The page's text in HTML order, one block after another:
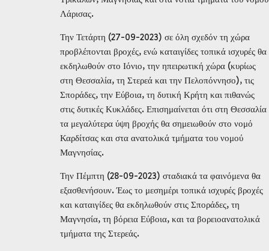
Λάρισας.
Την Τετάρτη (27-09-2023) σε όλη σχεδόν τη χώρα
προβλέπονται βροχές, ενώ καταιγίδες τοπικά ισχυρές θα
εκδηλωθούν στο Ιόνιο, την ηπειρωτική χώρα (κυρίως
στη Θεσσαλία, τη Στερεά και την Πελοπόννησο), τις
Σποράδες, την Εύβοια, τη δυτική Κρήτη και πιθανώς
στις δυτικές Κυκλάδες. Επισημαίνεται ότι στη Θεσσαλία
τα μεγαλύτερα ύψη βροχής θα σημειωθούν στο νομό
Καρδίτσας και στα ανατολικά τμήματα του νομού
Μαγνησίας.
Την Πέμπτη (28-09-2023) σταδιακά τα φαινόμενα θα
εξασθενήσουν. Έως το μεσημέρι τοπικά ισχυρές βροχές
και καταιγίδες θα εκδηλωθούν στις Σποράδες, τη
Μαγνησία, τη βόρεια Εύβοια, και τα βορειοανατολικά
τμήματα της Στερεάς.